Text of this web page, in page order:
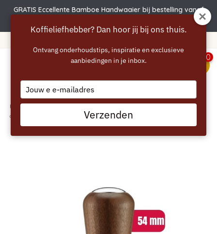
GRATIS Eccellente Bamboe Handwaaier bij bestelling vanaf
0
Home
drukindicator
Koffieliefhebber? Dan hoor jij bij ons thuis.
Ontvang onderhoudstips, inspiratie en exclusieve
aanbiedingen in je inbox.
Type
your
email
Verzenden